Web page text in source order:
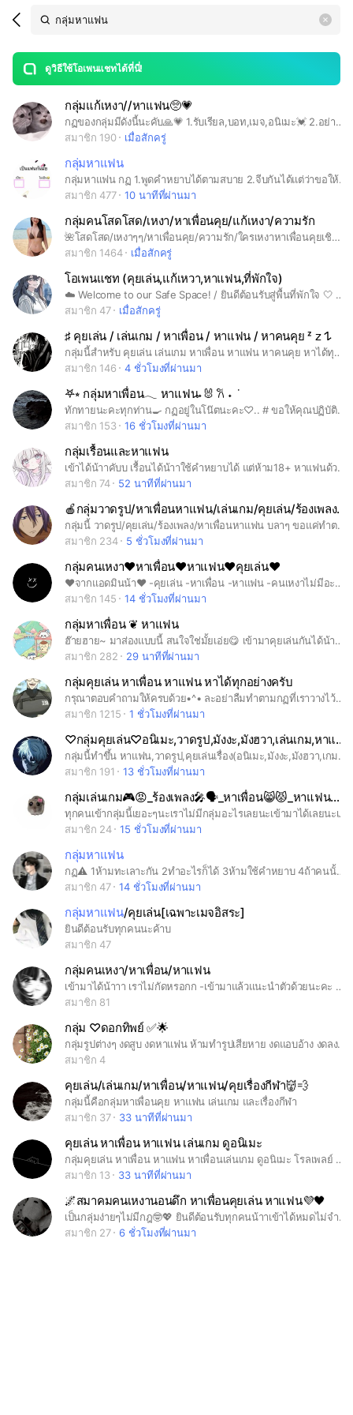
Search
OpenChats
messages
search
area
ดูวิธีใช้โอเพนแชทได้ที่นี่!
open
กลุ่มแก้เหงา//หาแฟน🥺💗
กฏของกลุ่มมีดังนี้นะคับ🙏💗 1.รับเรียล,บอท,เมจ,อนิเมะ💓 2.อย่าด่ากันถ้าไม่มีเรื่องอะไรอะไร 😸3.อย่าทะเลาะกันไม่งั้นจับจิ้น😎 4.จีบได้🥺💗 5.ถ้ามีเรื่องอะไรแท๊กมาส😊 6.อย่าหวานกันมาก😑 7.ห้าม18+เกินไป😾 8.แอดมินห้ามบล็อกมั่ว😾 9.ฟังมาสกับแอดมิน👑💗 10.ถ้าเข้ามาป่วนบล็อก😏 11.เข้าแล้วอย่าออกนะคับ🙏💗
สมาชิก 190
เมื่อสักครู่
กลุ่มหาแฟน
กลุ่มหาแฟน กฏ 1.พูดคำหยาบได้ตามสบาย 2.จีบกันได้แต่ว่าขอให้จีบติดนะ 3.แนะนำตัวหรือโน๊ต หาอยู่ ปะป๊า 1/1 ม่ามี้ 1/1 ลูกเขยปะป๊ามิ๊ 0/2 ลูกสาว 3/3 แฟนลูกสาว 0/2 เพื่อนสาวม๊า 0/0 เพื่อนชายป๊า 0/0
สมาชิก 477
10 นาทีที่ผ่านมา
กลุ่มคนโสดโสด/เหงา/หาเพื่อนคุย/แก้เหงา/ความรัก
🌺โสดโสด/เหงาๆๆ/หาเพื่อนคุย/ความรัก/ใครเหงาหาเพื่อนคุยเชิญกลุ่มนี้/หาแฟน/หากิ๊ก ก่อนเข้า ขอรบกวนใส่รูปโปรไฟล์กันด้วยนะคะใส่รูปอะไรก็ได้ที่สุภาพและไม่ใช่รูปในระบบค่ะ🌺
สมาชิก 1464
เมื่อสักครู่
โอเพนแชท (คุยเล่น,แก้เหวา,หาแฟน,ที่พักใจ)
☁️ Welcome to our Safe Space! / ยินดีต้อนรับสู่พื้นที่พักใจ 🤍 กลุ่มนี้สร้างขึ้นเพื่อให้ทุกคนมีพื้นที่คุยเล่น ระบาย หรือแลกเปลี่ยนเรื่องราวกันอย่างสบายใจ เป็นกันเอง (TH/ENG are welcome!) 🚫 Rules: พื้นที่นี้ "ปราศจากการกลั่นแกล้ง" (Zero Tolerance for Bullying) ขอความร่วมมือทุกคนให้เกียรติกัน ไม่เหยียด ไม่ใช้คำหยาบคายรุนแรง หรือตัดสินผู้อื่น ใครเหนื่อยล้ามา แวะมาพักคุยกันตรงนี้นะครับ ✨ #คุยเล่น #แก้เหงา #หาเพื่ิอน #หาแฟน #ที่พักใจ #โอเพนแชท
สมาชิก 47
เมื่อสักครู่
♯ คุยเล่น / เล่นเกม / หาเพื่อน / หาแฟน / หาคนคุย ᶻ 𝗓 𐰁
กลุ่มนี้สำหรับ คุยเล่น เล่นเกม หาเพื่อน หาแฟน หาคนคุย หาได้ทุกอย่างเลยครับ เข้ามาคุยกันได้นะครับ แอดมินไม่กัด ทำตามกฎกันด้วยนะครับ
สมาชิก 146
4 ชั่วโมงที่ผ่านมา
𖤐⭒ กลุ่มหาเพื่อน𓂃 หาแฟน˖🐰 𐙚 ˖ ݁
ทักทายนะคะทุกท่าน🍳 กฏอยู่ในโน๊ตนะคะ♡.. # ขอให้คุณปฏิบัติตามกฏที่เราได้ตั้งไว้ด้วยนะคะ ...
สมาชิก 153
16 ชั่วโมงที่ผ่านมา
กลุ่มเรื้อนและหาแฟน
เข้าได้น้าาคับบ เรื้อนได้น้าาใช้คำหยาบได้ แต่ห้าม18+ หาแฟนด้วยก็ได้นะคับ
สมาชิก 74
52 นาทีที่ผ่านมา
🍎กลุ่มวาดรูป/หาเพื่อนหาแฟน/เล่นเกม/คุยเล่น/ร้องเพลง/บลาๆ✨
กลุ่มนี้ วาดรูป/คุยเล่น/ร้องเพลง/หาเพื่อนหาแฟน บลาๆ ขอแค่ทำตามกฎก็พอ🍎🍎🍎
สมาชิก 234
5 ชั่วโมงที่ผ่านมา
กลุ่มคนเหงา♥หาเพื่อน♥หาแฟน♥คุยเล่น♥
♥จากแอดมินน้า♥ -คุยเล่น -หาเพื่อน -หาแฟน -คนเหงาไม่มีอะไรทำ เพิ่มเติมคั้บ -เข้าแล้วห้ามออกถ้าเข้าแล้วออกก้ไม่ต้องเข้าคั้บ -ห้ามเข้ามาหาคู่นอน เข้ามาแล้วใช่คำหยาบให้น้อยๆหน่อยนะค้าบขอบคุณที่อ่านจนจบ
สมาชิก 145
14 ชั่วโมงที่ผ่านมา
กลุ่มหาเพื่อน ❦ หาแฟน
ฮ๊ายฮาย~ มาส่องแบบนี้ สนใจใช่มั้ยเอ่ย😋 เข้ามาคุยเล่นกันได้น้าาา🤗ยินดีต้อนรับสุดๆ ทุกคนเป็นมิตรมาก🥰🤑 #คุยเล่น #คุยเล่นยามว่าง #หาเพื่อน #เมคเฟรน #หาแฟน #หาหวานใจ #แลกฟอล #เกม #เล่นเกม #อนิเมะ #ปรึกษา #ฮีลใจ #ระบาย #ระบายอารมณ์
สมาชิก 282
29 นาทีที่ผ่านมา
กลุ่มคุยเล่น หาเพื่อน หาแฟน หาได้ทุกอย่างครับ
กรุณาตอบคำถามให้ครบด้วย•^• ละอย่าลืมทำตามกฏที่เราวางไว้ด้วยนะคะ
สมาชิก 1215
1 ชั่วโมงที่ผ่านมา
♡กลุ่มคุยเล่น♡อนิเมะ,วาดรูป,มังงะ,มังฮวา,เล่นเกม,หาแฟน⚡📳💞
กลุ่มนี้ทำขึ้น หาแฟน,วาดรูป,คุยเล่นเรื่อง(อนิเมะ,มังงะ,มังฮวา,เกมทุกเเบบ,พูดคุยและเล่นโร)
สมาชิก 191
13 ชั่วโมงที่ผ่านมา
กลุ่มเล่นเกม🎮😡_ร้องเพลง🎤🗣️_หาเพื่อน😸😾_หาแฟน😘😍_คนคุย😮‍💨🫨
ทุกคนเข้ากลุ่มนี้เยอะๆนะเราไม่มีกลุ่มอะไรเลยนะเข้ามาได้เลยนะเราเสียใจมากที่คนน้อยลงหลังจากที่ 30 ตอนนี้เป็น 25 เราอยากให้ถึง 40 คนมันคงเป็นไปไม่ได้ถึงบ้านเราจะยากจนแต่เราก็มีโทรศัพท์ใช้เหมือนพวกอื่นแต่เราต้องเอาโทรศัพท์ไปโรงเรียนต่อป 4 เราก็ไม่อยากให้ทุกคนเสียใจกลุ่มเราอ่ะมันไม่คุยกันเลยขอให้ทุกคนเข้ามาแล้วคุยกันเยอะๆแนะนำตัวในโน๊ตนะคะขอจบแค่นี้ค่ะแต่ขออีกเรื่องนึงนะคะที่ไม่มีกฎก็เพราะว่าหนึ่งเขาพูดคำหยาบ 2 แอดมินที่จริงอยากได้ 3 คนแต่แค่นี้อ่ะมันไม่พอค่ะต้องเลยไม่จำกัดแล้วก็มีห้องคุยทุกภาษาด้วยหรือเปล่าก็ไม่รู้นะคะแต่ตอนนี้คือมีห้องสำหรับแอดมินขอให้แอดมินทุกคนเข้าด้วยนะคะขอบคุณค่ะ
สมาชิก 24
15 ชั่วโมงที่ผ่านมา
กลุ่มหาแฟน
กฏ⚠️ 1ห้ามทะเลาะกัน 2ทำอะไรก็ได้ 3ห้ามใช้คำหยาบ 4ถ้าคนนั้นมีแฟนอยู่แล้วแล้วมาหาเพื่อนคุยห้ามแย่งของคนอื่น 5ห้ามเปิดเผยตัวจริงหรือส่งรูปตัวจริงของเรา 6มีเรื่องอะไรสามารถปรึกษารองหัวหน้ากลุ่มได้ 7ใครฝ่าฝืนกฎจะโดนบล็อก 8ห้ามใครบอกยกเว้นหัวหน้ากลุ่ม 😊😊😊👋🏻👋🏻👋🏻👋🏻
สมาชิก 47
14 ชั่วโมงที่ผ่านมา
กลุ่มหาแฟน/คุยเล่น[เฉพาะเมจอิสระ]
ยินดีต้อนรับทุกคนนะค้าบ
สมาชิก 47
กลุ่มคนเหงา/หาเพื่อน/หาแฟน
เข้ามาได้น้าาา เราไม่กัดหรอกก -เข้ามาแล้วแนะนำตัวด้วยนะคะ ในโน๊ต -ห้ามพูดคำหยาบน้าา -เข้าได้ไม่จำกัดอายุจ้าา -หาแฟนก็เข้าได้จ้าา -บอกอายุด้วยน้าาา Fb:ลักขณา งามฉลวย แอดมาๆๆ
สมาชิก 81
กลุ่ม ♡ดอกทิพย์ ✅🌟
กลุ่มรูปต่างๆ งดสูบ งดหาแฟน ห้ามทำรูปเสียหาย งดแอบอ้าง งดลงพิน งดตั้งโปรโฟล์ทวิตหรือห้ามโพสต์ลงทวิต งอขาย งดด่า งดแจก ถ้าพบเจอตักเตือน,ปรับ ปรับเอารวยนะคะ!!
สมาชิก 4
คุยเล่น/เล่นเกม/หาเพื่อน/หาแฟน/คุยเรื่องกีฬา👹💨
กลุ่มนี้คือกลุ่มหาเพื่อนคุย หาแฟน เล่นเกม และเรื่องกีฬา
สมาชิก 37
33 นาทีที่ผ่านมา
คุยเล่น หาเพื่อน หาแฟน เล่นเกม ดูอนิเมะ
กลุ่มคุยเล่น หาเพื่อน หาแฟน หาเพื่อนเล่นเกม ดูอนิเมะ โรลเพลย์ #คุยเล่น #หาเพื่อน #หาแฟน #เล่นเกม #โรลเพลย์
สมาชิก 13
33 นาทีที่ผ่านมา
🌌สมาคมคนเหงานอนดึก หาเพื่อนคุยเล่น หาแฟน💜🖤
เป็นกลุ่มง่ายๆไม่มีกฎ🤓💖 ยินดีต้อนรับทุกคนน้าาเข้าได้หมดไม่จำกัดอายุ🔥💫 ไม่เข้ามาป่วนน้าาไม่น่ารักเลย😔 เชิญพ่อแม่พี่น้องปู่ย่าตายายเพื่อนฝูงเข้ามาได้น้าาา😻💗 #เหงาๆๆๆ#หาเพื่อน#หาแฟน#คุยเล่นเม้ามอยท์#อนิเมะ#มังงะ#มังฮวา#นิยาย #มาคุยกัน#คนนอนดึกมีเพื่อนคุย#มาไลฟ์ทอล์กคุยกัน#ร้องเพลง#คลายเครียด#ห้องแชร์#สาระการเรียนรู้#เฟรนลี่#ไม่มีกฎ#พึ่งสร้างใหม่#มาเป็นเพื่อนกัน
สมาชิก 27
6 ชั่วโมงที่ผ่านมา